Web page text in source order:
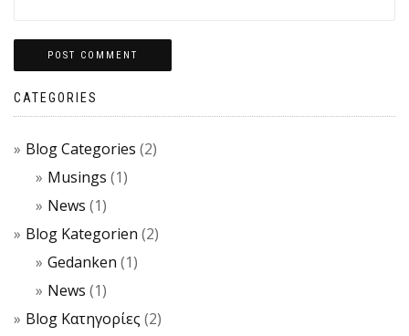
CATEGORIES
Blog Categories (2)
Musings (1)
News (1)
Blog Kategorien (2)
Gedanken (1)
News (1)
Blog Κατηγορίες (2)